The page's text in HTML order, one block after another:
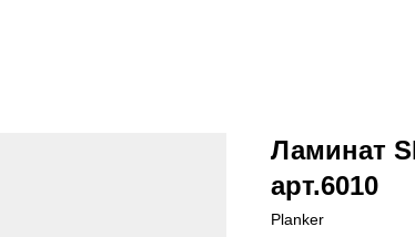
Ламинат
арт.6010
Planker